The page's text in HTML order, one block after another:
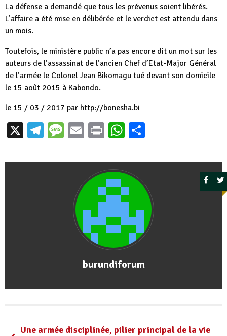
La défense a demandé que tous les prévenus soient libérés.
L’affaire a été mise en délibérée et le verdict est attendu dans
un mois.
Toutefois, le ministère public n’a pas encore dit un mot sur les
auteurs de l’assassinat de l’ancien Chef d’Etat-Major Général
de l’armée le Colonel Jean Bikomagu tué devant son domicile
le 15 août 2015 à Kabondo.
le 15 / 03 / 2017 par http://bonesha.bi
X Telegram
Message
EmailPrintWhatsApp
burundiforum
Une armée disciplinée, pilier principal de la vie